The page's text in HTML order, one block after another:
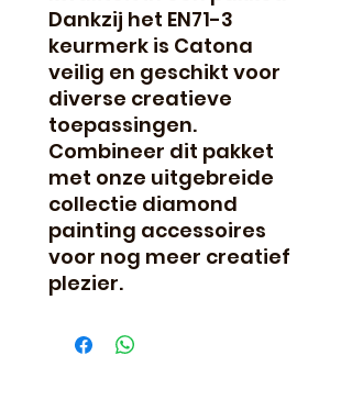
Dankzij het EN71-3
keurmerk is Catona
veilig en geschikt voor
diverse creatieve
toepassingen.
Combineer dit pakket
met onze uitgebreide
collectie diamond
painting accessoires
voor nog meer creatief
plezier.